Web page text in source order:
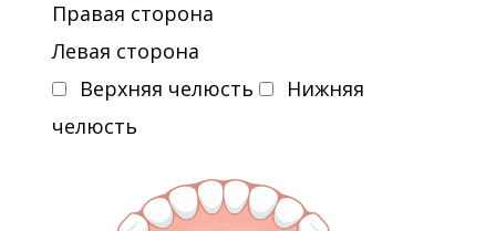
2013 - Ортопедия на имплантах
Правая сторона
Левая сторона
Верхняя челюсть
Нижняя
челюсть